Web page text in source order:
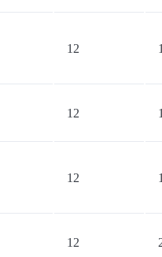
12
12
12
12